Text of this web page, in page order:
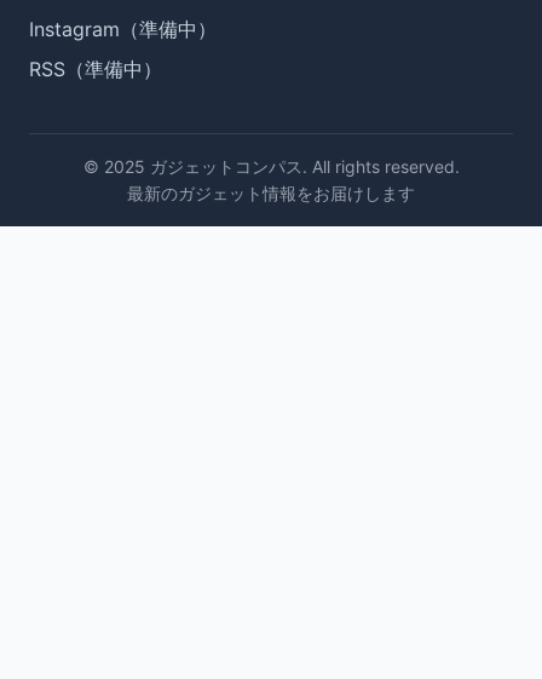
Instagram（準備中）
RSS（準備中）
© 2025 ガジェットコンパス. All rights reserved.
最新のガジェット情報をお届けします